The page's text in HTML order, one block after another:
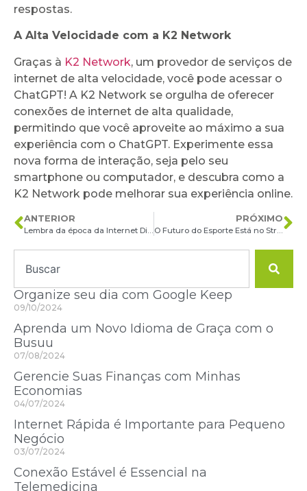
Organize seu dia com Google Keep
09/10/2024
Aprenda um Novo Idioma de Graça com o
Busuu
07/08/2024
Gerencie Suas Finanças com Minhas
Economias
04/07/2024
Internet Rápida é Importante para Pequeno
Negócio
03/07/2024
Conexão Estável é Essencial na
Telemedicina
respostas.
A Alta Velocidade com a K2 Network
Graças à K2 Network, um provedor de serviços de
internet de alta velocidade, você pode acessar o
ChatGPT! A K2 Network se orgulha de oferecer
conexões de internet de alta qualidade,
permitindo que você aproveite ao máximo a sua
experiência com o ChatGPT. Experimente essa
nova forma de interação, seja pelo seu
smartphone ou computador, e descubra como a
K2 Network pode melhorar sua experiência online.
ANTERIOR
Lembra da época da Internet Discada? Navegar era uma verdadeira prova de paciência!
PRÓXIMO
O Futuro do Esporte Está no Streaming?